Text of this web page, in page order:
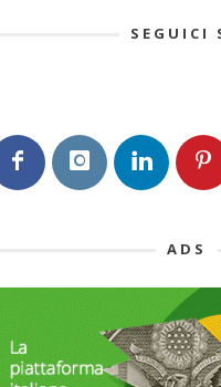
SEGUICI
ADS